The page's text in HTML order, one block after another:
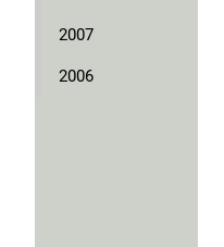
2007
2006